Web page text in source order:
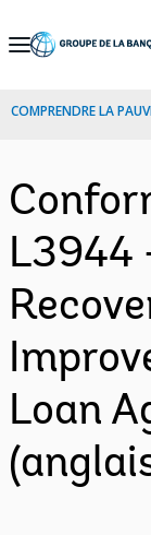
Skip
Navigation
COMPRENDRE LA
L3944
Loan